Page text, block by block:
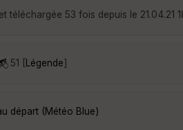
téléchargée 53 fois depuis le 21.04.21
51 [ Légende]
départ (Météo Blue)